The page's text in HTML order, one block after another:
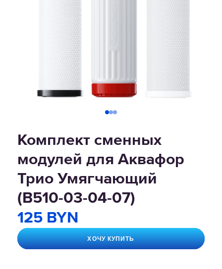
Комплект сменных
модулей для Аквафор
Трио Умягчающий
(В510-03-04-07)
125 BYN
ХОЧУ КУПИТЬ